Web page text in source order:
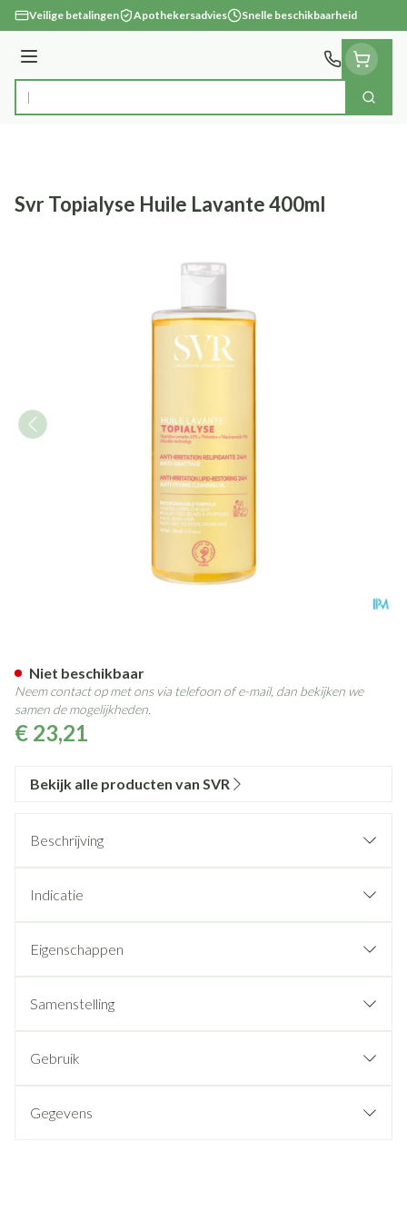
Ga naar de inhoud
Veilige betalingen Apothekersadvies Snelle beschikbaarheid
Menu
Product, merk, categorie... Zoek
Svr Topialyse Huile Lavante 400ml
€ 23,21
Niet beschikbaar
Neem contact op met ons via telefoon of e-mail, dan bekijken we
samen de mogelijkheden.
Bekijk alle producten van SVR
Beschrijving
Indicatie
Eigenschappen
Samenstelling
Gebruik
Gegevens